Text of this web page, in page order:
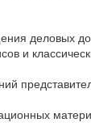
деловых
и